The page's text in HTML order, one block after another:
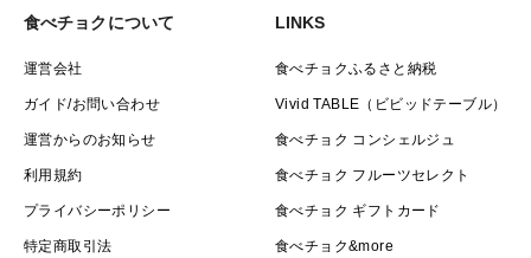
食べチョクについて
運営会社
ガイド/お問い合わせ
運営からのお知らせ
利用規約
プライバシーポリシー
特定商取引法
LINKS
食べチョクふるさと納税
Vivid TABLE（ビビッドテーブル）
食べチョク コンシェルジュ
食べチョク フルーツセレクト
食べチョク ギフトカード
食べチョク&more